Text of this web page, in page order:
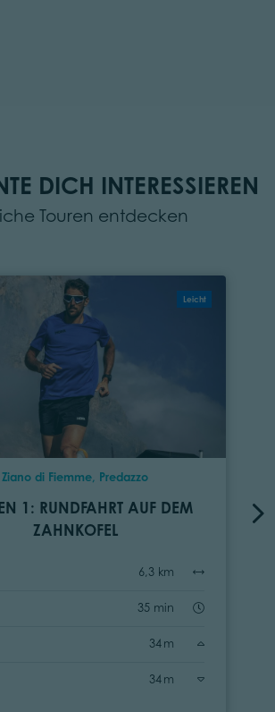
DICH INTERESSIEREN
Touren entdecken
Leicht
Ziano di Fiemme, Predazzo
1: RUNDFAHRT AUF DEM
ZAHNKOFEL
6,3 km
35 min
34 m
34 m